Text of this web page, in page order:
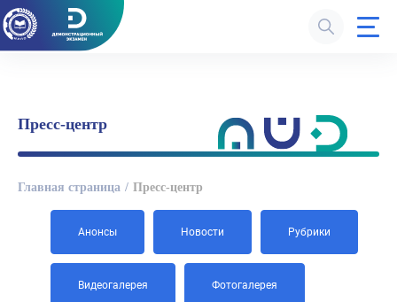
Пресс-центр
Главная страница Пресс-центр
Анонсы Новости Рубрики
Видеогалерея Фотогалерея